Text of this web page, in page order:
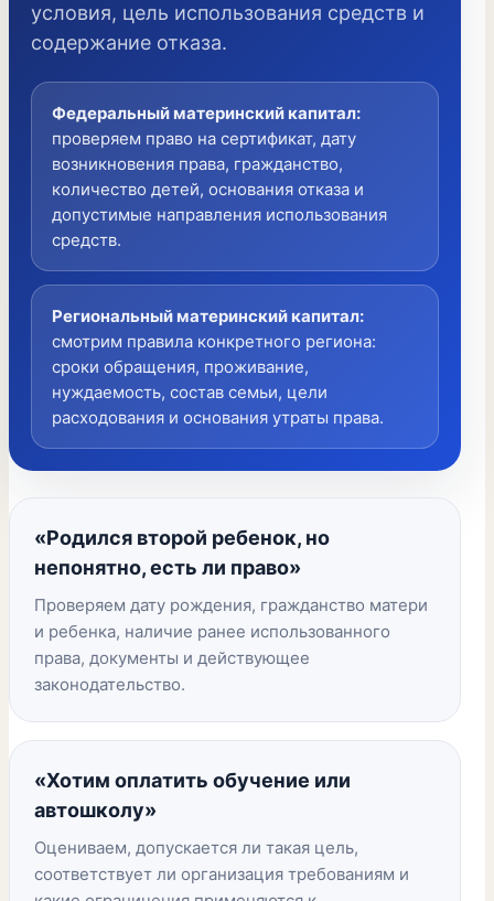
условия, цель использования средств и
содержание отказа.
Федеральный материнский капитал:
проверяем право на сертификат, дату
возникновения права, гражданство,
количество детей, основания отказа и
допустимые направления использования
средств.
Региональный материнский капитал:
смотрим правила конкретного региона:
сроки обращения, проживание,
нуждаемость, состав семьи, цели
расходования и основания утраты права.
«Родился второй ребенок, но
непонятно, есть ли право»
Проверяем дату рождения, гражданство матери
и ребенка, наличие ранее использованного
права, документы и действующее
законодательство.
«Хотим оплатить обучение или
автошколу»
Оцениваем, допускается ли такая цель,
соответствует ли организация требованиям и